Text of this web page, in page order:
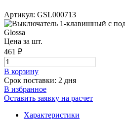
Артикул: GSL000713
Цена за шт.
461 ₽
В корзинy
Срок поставки: 2 дня
В избранное
Оставить заявку на расчет
Характеристики